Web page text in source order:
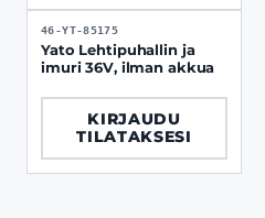
46-YT-85175
Yato Lehtipuhallin ja
imuri 36V, ilman akkua
KIRJAUDU
TILATAKSESI